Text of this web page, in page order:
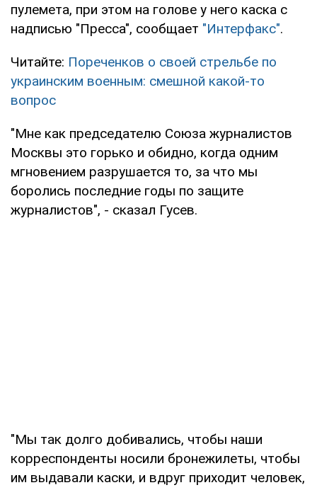
пулемета, при этом на голове у него каска с
надписью "Пресса", сообщает "Интерфакс".
Читайте: Пореченков о своей стрельбе по
украинским военным: смешной какой-то
вопрос
"Мне как председателю Союза журналистов
Москвы это горько и обидно, когда одним
мгновением разрушается то, за что мы
боролись последние годы по защите
журналистов", - сказал Гусев.
"Мы так долго добивались, чтобы наши
корреспонденты носили бронежилеты, чтобы
им выдавали каски, и вдруг приходит человек,